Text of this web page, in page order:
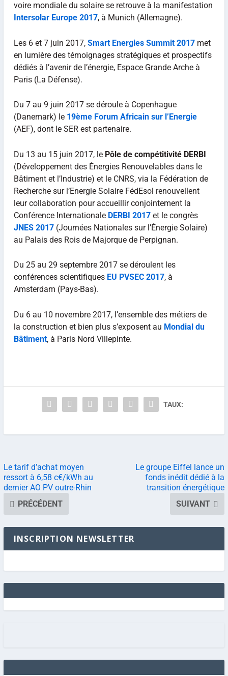
voire mondiale du solaire se retrouve à la manifestation
Intersolar Europe 2017, à Munich (Allemagne).
Les 6 et 7 juin 2017, Smart Energies Summit 2017met
en lumière des témoignages stratégiques et prospectifs
dédiés à l’avenir de l’énergie, Espace Grande Arche à
Paris (La Défense).
Du 7 au 9 juin 2017 se déroule à Copenhague
(Danemark) le 19ème Forum Africain sur l’Energie
(AEF), dont le SER est partenaire.
Du 13 au 15 juin 2017, le Pôle de compétitivité DERBI
(Développement des Énergies Renouvelables dans le
Bâtiment et l’Industrie) et le CNRS, via la Fédération de
Recherche sur l’Energie Solaire FédEsol renouvellent
leur collaboration pour accueillir conjointement la
Conférence Internationale DERBI 2017et le congrès
JNES 2017(Journées Nationales sur l’Énergie Solaire)
au Palais des Rois de Majorque de Perpignan.
Du 25 au 29 septembre 2017 se déroulent les
conférences scientifiques EU PVSEC 2017, à
Amsterdam (Pays-Bas).
Du 6 au 10 novembre 2017, l’ensemble des métiers de
la construction et bien plus s’exposent au Mondial du
Bâtiment, à Paris Nord Villepinte.
TAUX:
Le tarif d’achat moyen
ressort à 6,58 c€/kWh au
dernier AO PV outre-Rhin
PRÉCÉDENT
Le groupe Eiffel lance un
fonds inédit dédié à la
transition énergétique
SUIVANT
INSCRIPTION NEWSLETTER